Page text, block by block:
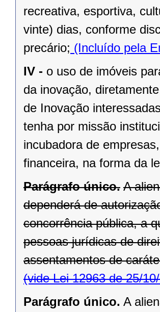
recreativa, esportiva,
vinte) dias, conforme
precário; (Incluído pela
IV - o uso de imóveis
da inovação,
de Inovação
tenha por missão
incubadora de
financeira, na forma da
Parágrafo único. A
dependerá de
concorrência pública, a
pessoas jurídicas de
assentamentos de
(vide Lei 12963 de 25/
Parágrafo único. A